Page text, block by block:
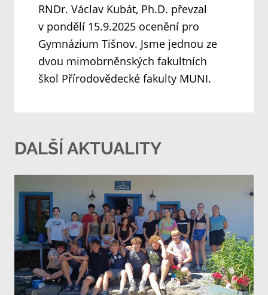
RNDr. Václav Kubát, Ph.D. převzal
v pondělí 15.9.2025 ocenění pro
Gymnázium Tišnov. Jsme jednou ze
dvou mimobrněnských fakultních
škol Přírodovědecké fakulty MUNI.
DALŠÍ AKTUALITY